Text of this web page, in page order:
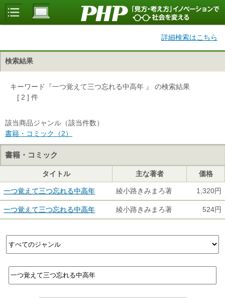
詳細検索はこちら
検索結果
キーワード『一つ覚えて三つ忘れる中高年 』 の検索結果
[ 2 ] 件
該当商品ジャンル（該当件数）
書籍・コミック（2）
書籍・コミック
タイトル 主な著者 価格
一つ覚えて三つ忘れる中高年 綾小路きみまろ著 1,320円
一つ覚えて三つ忘れる中高年 綾小路きみまろ著 524円